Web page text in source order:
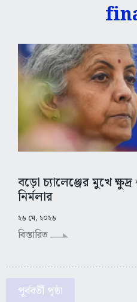
বড়ো চ্যালেঞ্জের মুখে
নির্মলার
২৬ মে, ২০২৬
বিস্তারিত
পূর্ববর্তী পৃষ্ঠা